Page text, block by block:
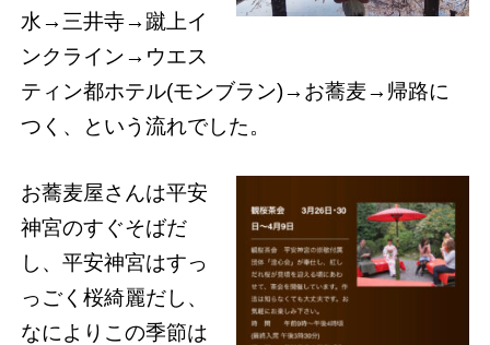
水→三井寺→蹴上イ
ンクライン→ウエス
ティン都ホテル(モンブラン)→お蕎麦→帰路に
つく、という流れでした。
お蕎麦屋さんは平安
神宮のすぐそばだ
し、平安神宮はすっ
っごく桜綺麗だし、
なによりこの季節は